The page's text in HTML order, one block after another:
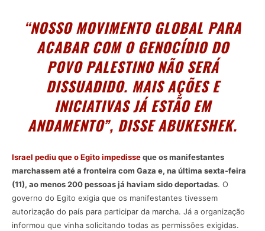
“NOSSO MOVIMENTO GLOBAL PARA
ACABAR COM O GENOCÍDIO DO
POVO PALESTINO NÃO SERÁ
DISSUADIDO. MAIS AÇÕES E
INICIATIVAS JÁ ESTÃO EM
ANDAMENTO”, DISSE ABUKESHEK.
Israel pediu que o Egito impedisseque os manifestantes
marchassem até a fronteira com Gaza e, na última sexta-feira
(11), ao menos 200 pessoas já haviam sido deportadas. O
governo do Egito exigia que os manifestantes tivessem
autorização do país para participar da marcha. Já a organização
informou que vinha solicitando todas as permissões exigidas.